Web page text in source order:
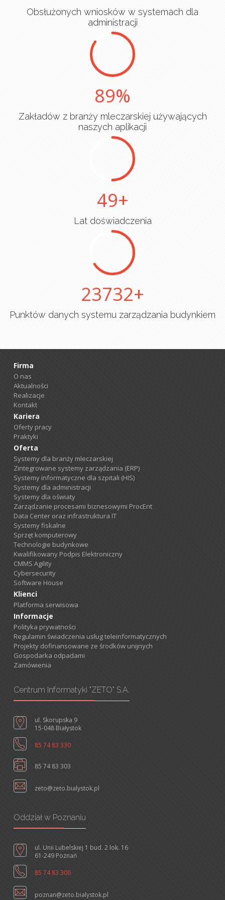
Obsłużonych wniosków w systemach dla
administracji
90
Zakładów z branży mleczarskiej używających
naszych aplikacji
50
Lat doświadczenia
25000
Punktów danych systemu zarządzania budynkiem
Firma
O nas
Aktualności
Realizacje
Kontakt
Kariera
Oferty pracy
Praktyki
Oferta
Systemy dla branży mleczarskiej
Zintegrowane systemy zarządzania (ERP)
Systemy informatyczne dla szpitali (HIS)
Systemy dla administracji
Systemy dla oświaty
Zarządzanie procesami biznesowymi ProcEnt
Data Center oraz infrastruktura IT
Systemy fiskalne
Sprzęt komputerowy
Technologie budynkowe
Kwalifikowany Podpis Elektroniczny
CMMS Agility
Cybersecurity
Software House
Klienci
Platforma serwisowa
Informacje
Polityka prywatności
Regulamin świadczenia usług teleinformatycznych
Projekty dofinansowane ze środków unijnych
Gospodarka odpadami
Zamówienia
Centrum Informatyki "ZETO" S.A.
ul. Skorupska 9
15-048 Białystok
85 74 83 330
85 74 83 303
zeto@zeto.bialystok.pl
Oddział w Poznaniu
ul. Unii Lubelskiej 1 bud. 2 lok. 16
61-249 Poznań
85 74 83 300
poznan@zeto.bialystok.pl